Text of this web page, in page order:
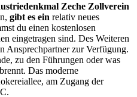
Zeche Zollverein
gibt es ein relativ neues
du einen kostenlosen
eingetragen sind. Des Weiteren
Ansprechpartner zur Verfügung.
zu den Führungen oder was
Das moderne
am Zugang der